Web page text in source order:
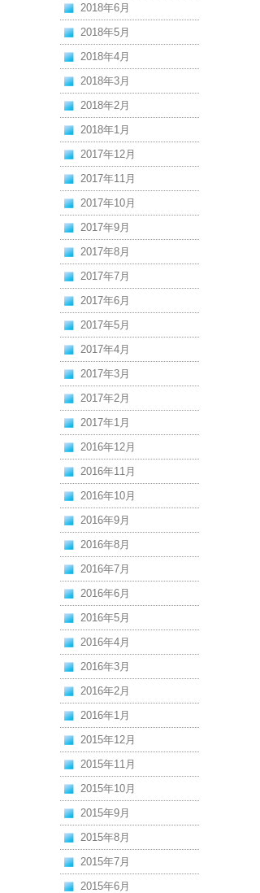
2018年6月
2018年5月
2018年4月
2018年3月
2018年2月
2018年1月
2017年12月
2017年11月
2017年10月
2017年9月
2017年8月
2017年7月
2017年6月
2017年5月
2017年4月
2017年3月
2017年2月
2017年1月
2016年12月
2016年11月
2016年10月
2016年9月
2016年8月
2016年7月
2016年6月
2016年5月
2016年4月
2016年3月
2016年2月
2016年1月
2015年12月
2015年11月
2015年10月
2015年9月
2015年8月
2015年7月
2015年6月